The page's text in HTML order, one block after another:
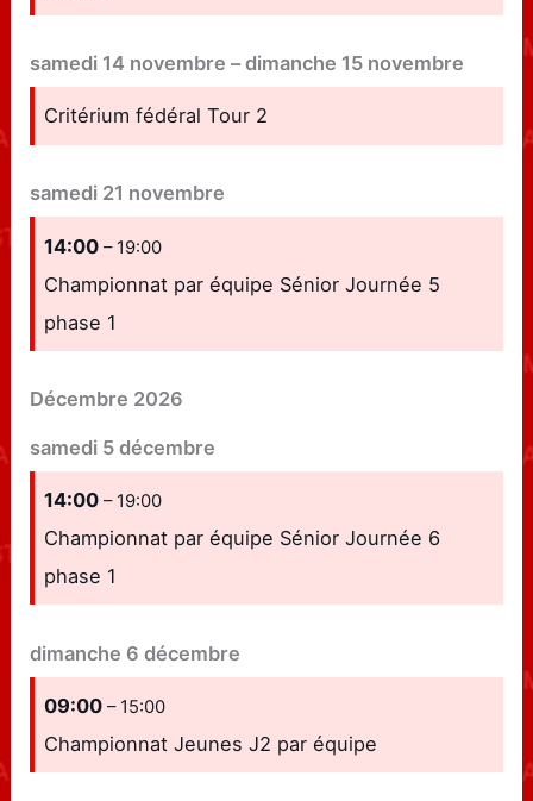
samedi 14 novembre –dimanche 15 novembre
Critérium fédéral Tour 2
samedi 21 novembre
14:00– 19:00
Championnat par équipe Sénior Journée 5
phase 1
Décembre 2026
samedi 5 décembre
14:00– 19:00
Championnat par équipe Sénior Journée 6
phase 1
dimanche 6 décembre
09:00– 15:00
Championnat Jeunes J2 par équipe